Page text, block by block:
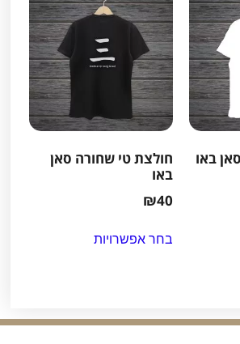
באו
חולצת טי שחורה סאן
באו
₪40
בחר אפשרויות